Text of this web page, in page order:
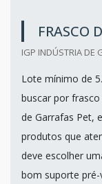
FRASCO
IGP INDÚSTRIA DE
Lote mínimo de
buscar por
de Garrafas Pet,
produtos que
deve escolher
bom suporte pré-